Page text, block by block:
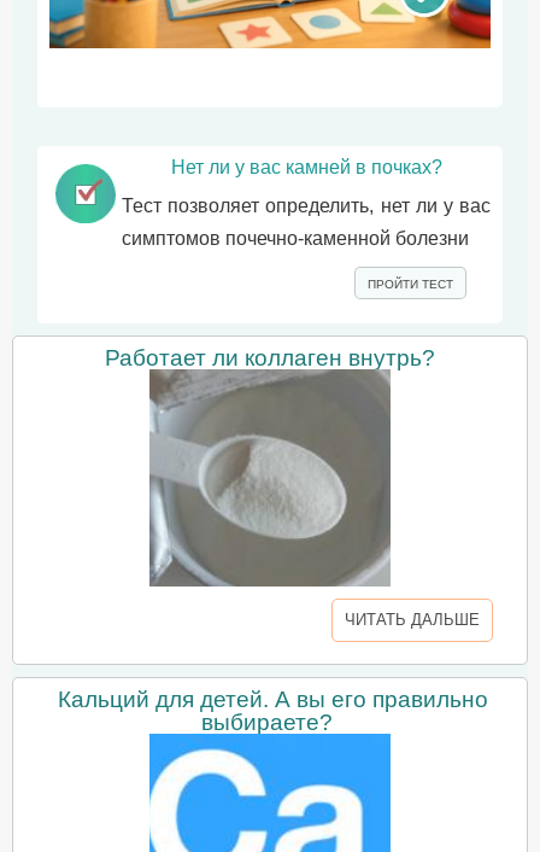
Нет ли у вас камней в почках?
Тест позволяет определить, нет ли у вас
симптомов почечно-каменной болезни
ПРОЙТИ ТЕСТ
Работает ли коллаген внутрь?
ЧИТАТЬ ДАЛЬШЕ
Кальций для детей. А вы его правильно
выбираете?